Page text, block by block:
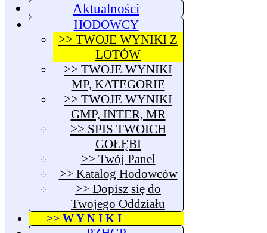
Aktualności
HODOWCY
>> TWOJE WYNIKI Z
LOTÓW
>> TWOJE WYNIKI
MP, KATEGORIE
>> TWOJE WYNIKI
GMP, INTER, MR
>> SPIS TWOICH
GOŁĘBI
>> Twój Panel
>> Katalog Hodowców
>> Dopisz się do
Twojego Oddziału
>> W Y N I K I